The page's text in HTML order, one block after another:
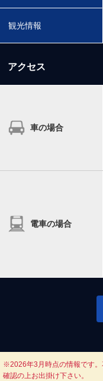
観光情報
アクセス
車の場合
電車の場合
※2026年3月時点の情報です。
確認の上お出掛け下さい。